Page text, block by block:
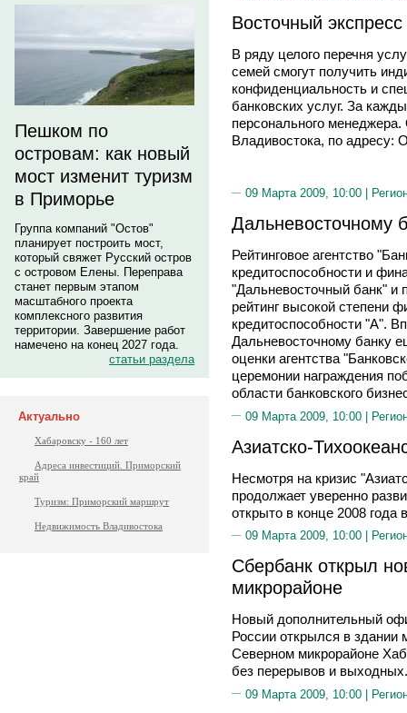
Пешком по
островам: как новый
мост изменит туризм
в Приморье
Группа компаний "Остов"
планирует построить мост,
который свяжет Русский остров
с островом Елены. Переправа
станет первым этапом
масштабного проекта
комплексного развития
территории. Завершение работ
намечено на конец 2027 года.
статьи раздела
Актуально
Хабаровску - 160 лет
Адреса инвестиций. Приморский
край
Туризм: Приморский маршрут
Недвижимость Владивостока
Восточный
В ряду целого перечня
семей смогут получить
конфиденциальность и
банковских услуг. За
персонального
Владивостока, по адресу:
09 Марта 2009, 10:00 |
Дальневосточному
Рейтинговое агентство
кредитоспособности и
"Дальневосточный банк" и
рейтинг высокой степени
кредитоспособности "А".
Дальневосточному банку
оценки агентства
церемонии награждения
области банковского
09 Марта 2009, 10:00 |
Азиатско-
Несмотря на кризис
продолжает уверенно
открыто в конце 2008 года
09 Марта 2009, 10:00 |
Сбербанк открыл
микрорайоне
Новый дополнительный
России открылся в здании
Северном микрорайоне
без перерывов и выходных.
09 Марта 2009, 10:00 |